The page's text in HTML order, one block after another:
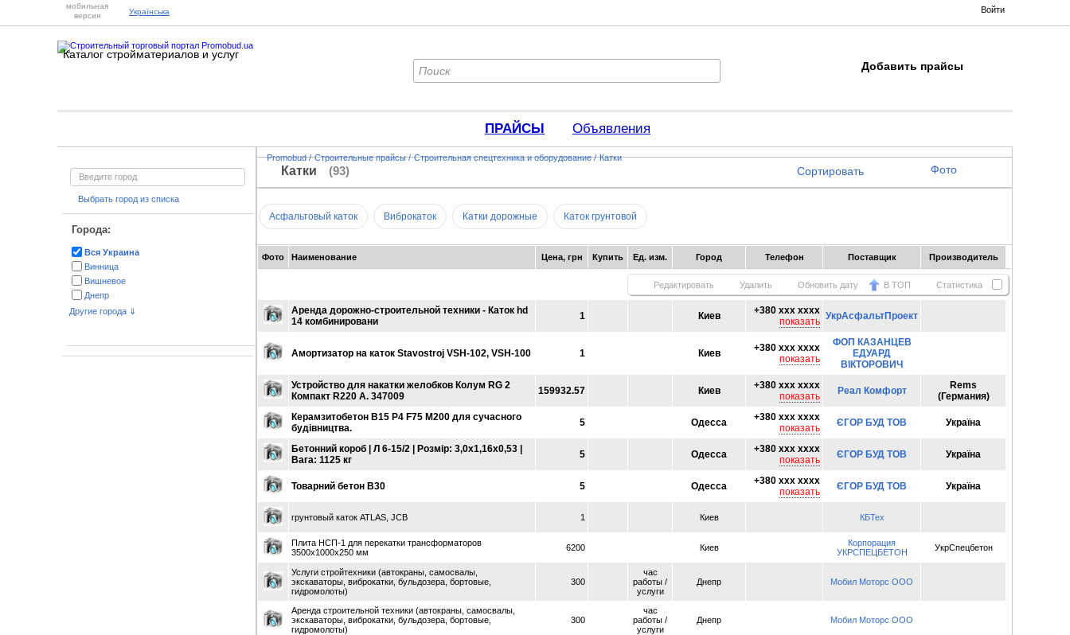
мобильная
версия
Українська Войти
Каталог стройматериалов и услуг
Добавить прайсы
ПРАЙСЫ Объявления
Promobud/ Строительные прайсы/ Строительная спецтехника и оборудование/ Катки
Катки (93) Фото
Сортировать
Асфальтовый каток Виброкаток Катки дорожные Каток грунтовой
Фото Наименование Цена, грн Купить Ед. изм. Город Телефон Поставщик Производитель
Статистика
В ТОП
Обновить дату
Удалить
Редактировать
Аренда дорожно-строительной техники - Каток hd
14 комбинировани
1 Киев
+380 xxx xxxx
показать УкрАсфальтПроект
Амортизатор на каток Stavostroj VSH-102, VSH-100 1 Киев
+380 xxx xxxx
показать
ФОП КАЗАНЦЕВ
ЕДУАРД
ВІКТОРОВИЧ
Устройство для накатки желобков Колум RG 2
Компакт R220 А. 347009
159932.57 Киев
+380 xxx xxxx
показать
Реал Комфорт
Rems
(Германия)
Керамзитобетон В15 Р4 F75 М200 для сучасного
будівництва.
5 Одесса
+380 xxx xxxx
показать
ЄГОР БУД ТОВ Україна
Бетонний короб | Л 6-15/2 | Розмір: 3,0х1,16х0,53 |
Вага: 1125 кг
5 Одесса
+380 xxx xxxx
показать
ЄГОР БУД ТОВ Україна
Товарний бетон В30 5 Одесса
+380 xxx xxxx
показать
ЄГОР БУД ТОВ Україна
грунтовый каток ATLAS, JCB 1 Киев КБТех
Плита НСП-1 для перекатки трансформаторов
3500х1000х250 мм
6200 Киев
Корпорация
УКРСПЕЦБЕТОН
УкрСпецбетон
Услуги стройтехники (автокраны, самосвалы,
экскаваторы, виброкатки, бульдозера, бортовые,
гидромолоты)
300
час
работы /
услуги
Днепр Мобил Моторс ООО
Аренда строительной техники (автокраны, самосвалы,
экскаваторы, виброкатки, бульдозера, бортовые,
гидромолоты)
300
час
работы /
услуги
Днепр Мобил Моторс ООО
Выбрать город из списка
Города:
Вся Украина
Винница
Вишневое
Днепр
Донецк
Другие города ⇓